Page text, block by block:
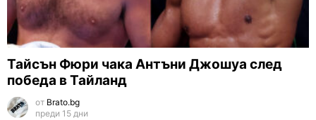
Тайсън Фюри чака Антъни Джошуа след
победа в Тайланд
от Brato.bg
преди 15 дни